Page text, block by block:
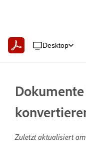
Desktop
Zuletzt aktualisiert am